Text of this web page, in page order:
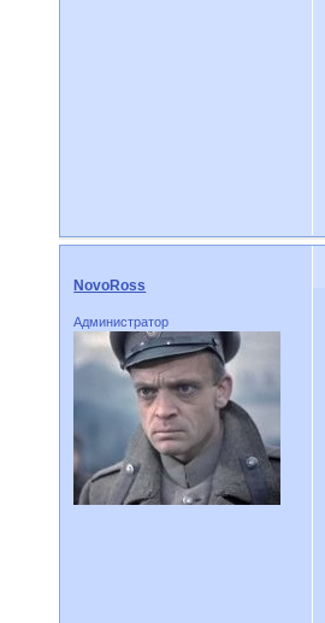
NovoRoss
Администратор